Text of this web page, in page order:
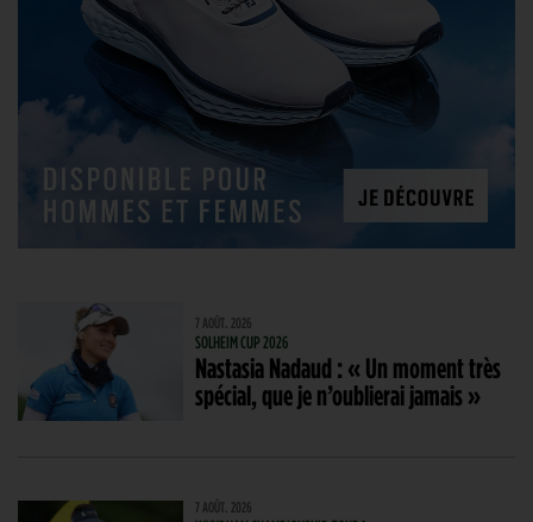
7 AOÛT. 2026
SOLHEIM CUP 2026
Nastasia Nadaud : « Un moment très
spécial, que je n’oublierai jamais »
7 AOÛT. 2026